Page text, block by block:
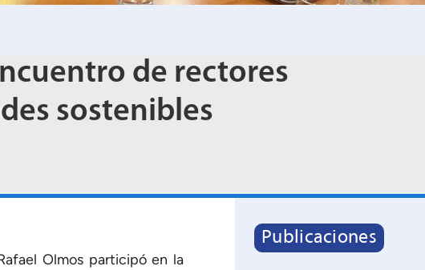
de rectores
sostenibles
Olmos participó en la
Publicaciones